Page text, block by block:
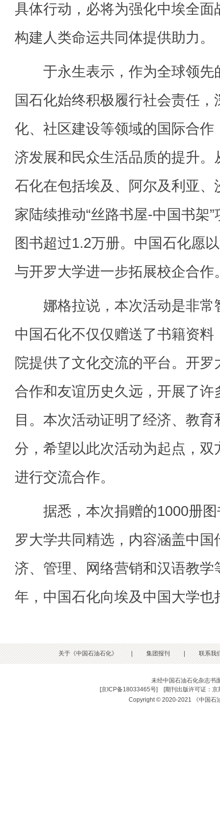
具体行动，必将为强化中埃全面
构建人类命运共同体提供助力。
于永生表示，作为全球领先
国石化始终积极履行社会责任
化、社区建设等领域的国际合作
济发展和民众生活品质的提升。
石化在包括埃及、阿尔及利亚、
家陆续推动“丝路书屋-中国书架
图书超过1.2万册。中国石化愿
与开罗大学进一步拓展校企合作
娜格拉说，本次活动是非常
中国石化不仅仅赠送了书籍资
院提供了文化交流的平台。开
合作和友谊历史久远，开展了许
目。本次活动证明了经济、教
分，希望以此次活动为起点，双
进行交流合作。
据悉，本次捐赠的1000册图
罗大学共同精选，内容涵盖中
济、管理、网络营销和汉语教学
年，中国石化向埃及中国大学也
关于《中国石油石化》 集团报刊 联系我
未经中国石油石化杂志书
[京ICP备18033465号] [期刊出版许可证：
Copyright © 2020-2021 《中国石